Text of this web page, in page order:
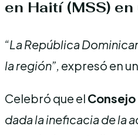
en Haití (MSS) en
“La República
la región”, expresó en
Celebró que el
dada la ineficacia de la